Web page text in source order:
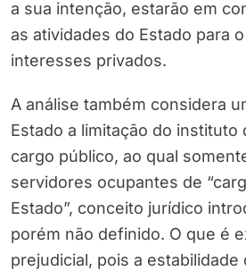
a sua intenção, estarão em
as atividades do Estado para
interesses privados.
A análise também considera
Estado a limitação do instituto
cargo público, ao qual
servidores ocupantes de
Estado”, conceito jurídico
porém não definido. O que é
prejudicial, pois a estabilidade